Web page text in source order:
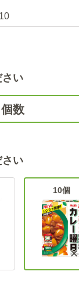
さい
個数
さい
10個